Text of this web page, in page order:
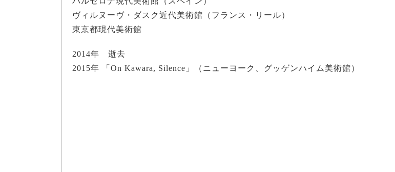
ヴィルヌーヴ・ダスク近代美術館（フランス・リール）
東京都現代美術館
2014年 逝去
2015年 「On Kawara, Silence」（ニューヨーク、グッゲンハイム美術館）